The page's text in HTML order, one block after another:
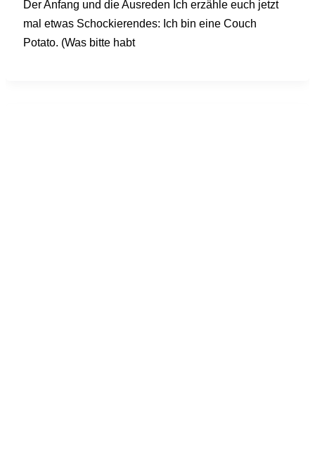
Der Anfang und die Ausreden Ich erzähle euch jetzt
mal etwas Schockierendes: Ich bin eine Couch
Potato. (Was bitte habt